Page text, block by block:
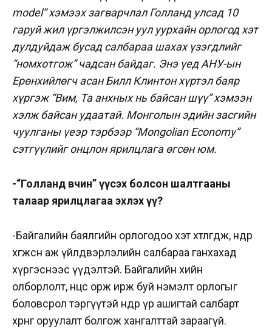
model” хэмээх загварчлал Голланд улсад 10
гаруй жил үргэлжилсэн уул уурхайн орлогод хэт
дулдуйдаж бусад салбараа шахах үзэгдлийг
“номхотгож” чадсан байдаг. Энэ үед АНУ-ын
Ерөнхийлөгч асан Билл Клинтон хүртэл баяр
хүргэж “Вим, Та анхных нь байсан шүү” хэмээн
хэлж байсан удаатай. Монголын эдийн засгийн
чуулганы үеэр тэрбээр “Mongolian Economy”
сэтгүүлийг онцлон ярилцлага өгсөн юм.
-“Голланд өвчин” үүсэх болсон шалтгааны
талаар ярилцлагаа эхлэх үү?
-Байгалийн баялгийн орлогодоо хэт хөтлөгдөж, өндөр
хөгжсөн аж үйлдвэрлэлийн салбараа ганхахад
хүргэснээс үүдэлтэй. Байгалийн хийн
олборлолт, нөөцөөс орж ирж буй нэмэлт орлогыг
боловсрол тэргүүтэй өндөр үр ашигтай салбарт
хөрөнгө оруулалт болгож хангалттай зараагүй.